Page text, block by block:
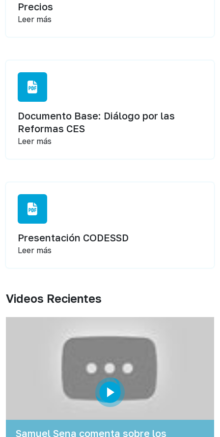
Precios
Leer más
Documento Base: Diálogo por las
Reformas CES
Leer más
Presentación CODESSD
Leer más
Videos Recientes
Samuel Sena comenta sobre los